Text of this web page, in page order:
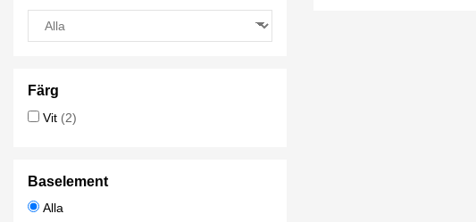
Färg
Vit (2)
Baselement
Alla